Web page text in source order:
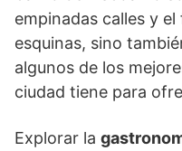
empinadas calles y
esquinas, sino
algunos de los
ciudad tiene para
Explorar la